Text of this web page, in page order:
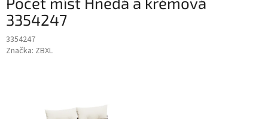
3354247
3354247
Značka: ZBXL